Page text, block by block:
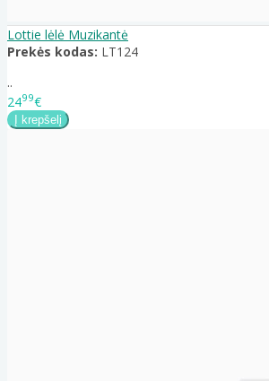
Lottie lėlė Muzikantė
Prekės kodas: LT124
..
2499€